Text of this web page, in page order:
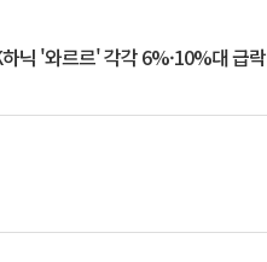
닉 '와르르' 각각 6%·10%대 급락